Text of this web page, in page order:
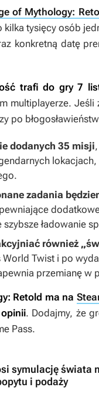
of Mythology:
kilka tysięcy osób
konkretną datę
trafi do gry 7
multiplayerze.
po
dodanych 35 misji
zadania
ładowanie
również
World Twist i po
przemianę w
Retold ma na
. Dodajmy, że
Pass.
symulację świata
i podaży